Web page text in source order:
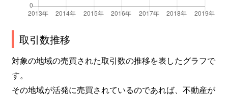
取引数推移
対象の地域の売買された取引数の推移を表したグラフで
す。
その地域が活発に売買されているのであれば、不動産が